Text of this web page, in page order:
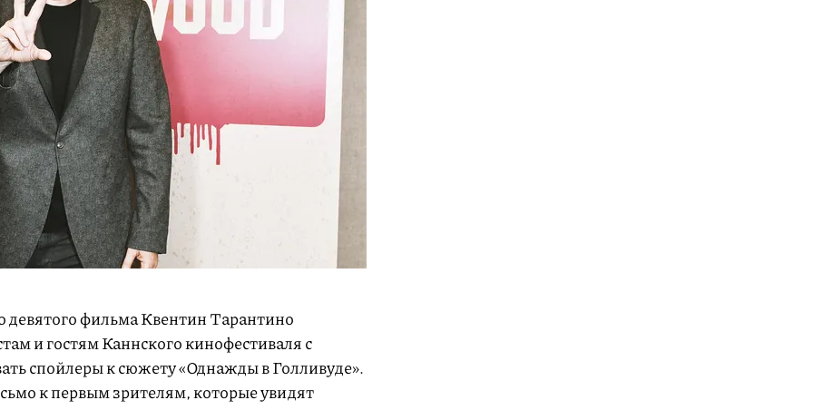
девятого фильма Квентин Тарантино
и гостям Каннского кинофестиваля с
спойлеры к сюжету «Однажды в Голливуде».
к первым зрителям, которые увидят